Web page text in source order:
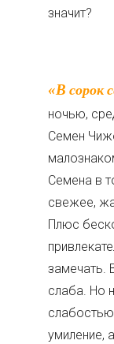
значит?
«В сорок седьмом, послевоенном году,
ночью,
Семен
Семена в
свежее,
Плюс
замечать.
слаба. Но
умиление,